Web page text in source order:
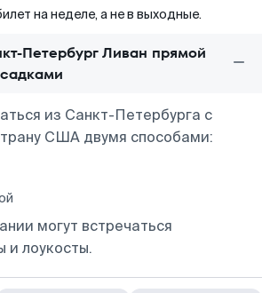
на неделе, а не в выходные.
Петербург Ливан прямой
из Санкт-Петербурга с
США двумя способами:
могут встречаться
и лоукосты.